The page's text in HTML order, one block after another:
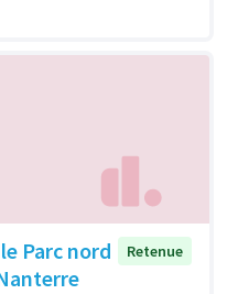
Parc nord
Retenue